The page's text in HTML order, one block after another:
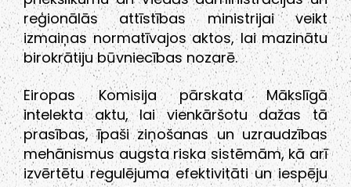
reģionālās attīstības ministrijai veikt
izmaiņas normatīvajos aktos, lai mazinātu
birokrātiju būvniecības nozarē.
Eiropas Komisija pārskata Mākslīgā
intelekta aktu, lai vienkāršotu dažas tā
prasības, īpaši ziņošanas un uzraudzības
mehānismus augsta riska sistēmām, kā arī
izvērtētu regulējuma efektivitāti un iespēju